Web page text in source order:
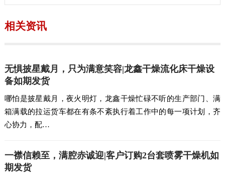
相关资讯
无惧披星戴月，只为满意笑容|龙鑫干燥流化床干燥设
备如期发货
哪怕是披星戴月，夜火明灯，龙鑫干燥忙碌不听的生产部门、满
箱满载的拉运货车都在有条不紊执行着工作中的每一项计划，齐
心协力，配…
一襟信赖至，满腔赤诚迎|客户订购2台套喷雾干燥机如
期发货